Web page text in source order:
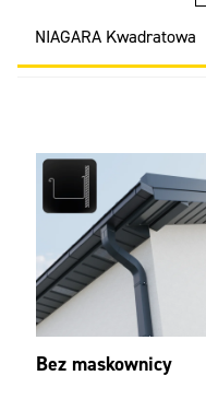
NIAGARA Kwadratowa
Bez maskownicy